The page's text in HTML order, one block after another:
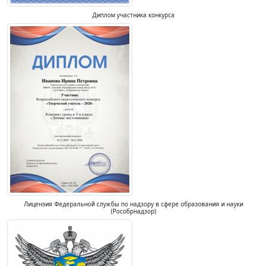
Диплом участника конкурса
Лицензия Федеральной службы по надзору в сфере образования и науки
(Рособрнадзор)